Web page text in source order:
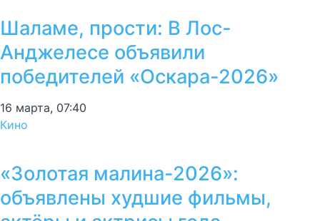
Шаламе, прости: В Лос-
Анджелесе объявили
победителей «Оскара-2026»
16 марта, 07:40
Кино
«Золотая малина-2026»:
объявлены худшие фильмы,